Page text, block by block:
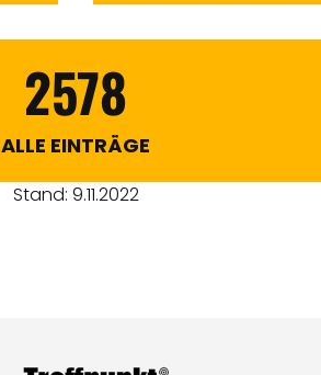
2578
ALLE EINTRÄGE
Stand: 9.11.2022